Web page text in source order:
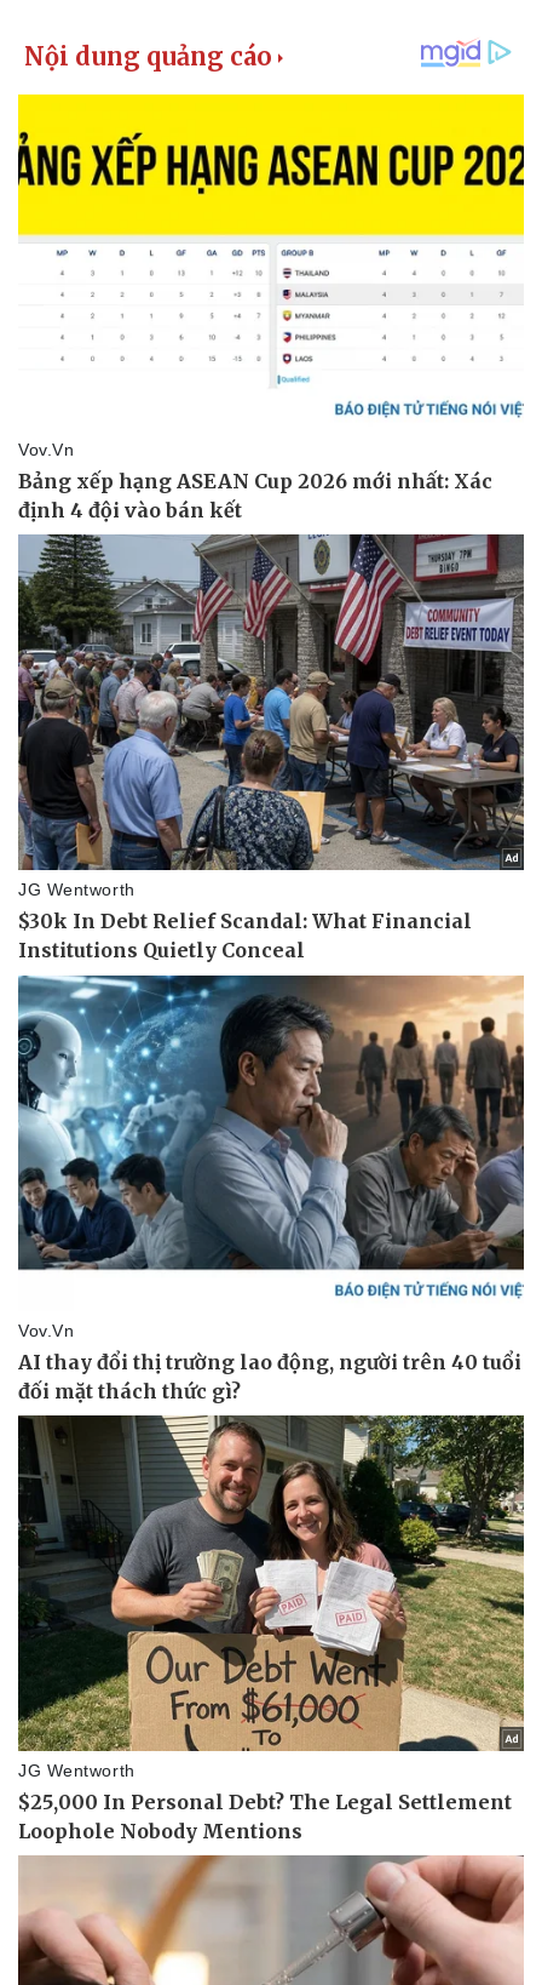
Pháp luật
Vụ án
Tin nóng
Tư vấn luật
Quân sự - Quốc phòng
Vũ khí
Việt Nam
Phân tích